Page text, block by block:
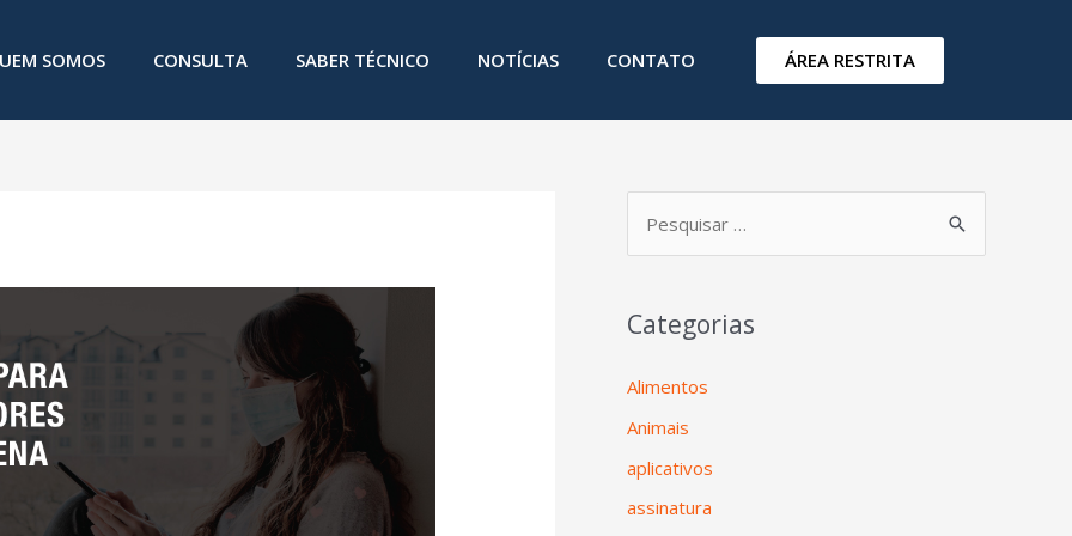
SOMOS CONSULTA SABER TÉCNICO NOTÍCIAS CONTATO ÁREA RESTRITA
Categorias
Alimentos
Animais
aplicativos
assinatura